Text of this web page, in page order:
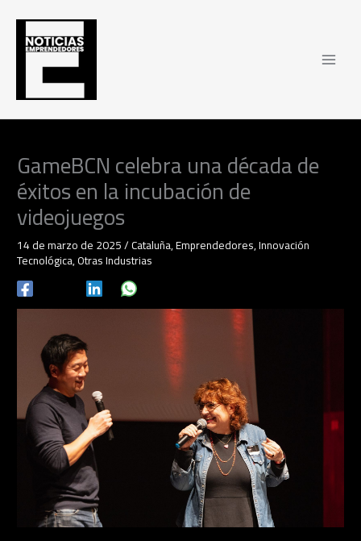
contenido
GameBCN celebra una década de
éxitos en la incubación de
videojuegos
14 de marzo de 2025/Cataluña,Emprendedores,Innovación
Tecnológica,Otras Industrias